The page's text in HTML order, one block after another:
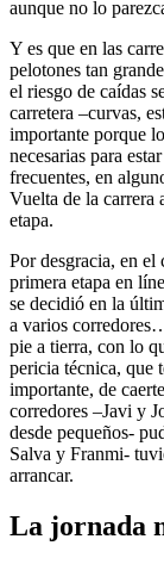
aunque no lo
Y es que en las
pelotones tan
el riesgo de caídas
carretera –curvas,
importante porque
necesarias para
frecuentes, en
Vuelta de la carrera
etapa.
Por desgracia, en el
primera etapa en
se decidió en la
a varios
pie a tierra, con lo
pericia técnica, que
importante, de
corredores –Javi y
desde pequeños-
Salva y Franmi-
arrancar.
La jornada